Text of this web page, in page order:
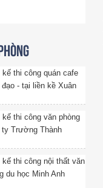
kế thi công quán cafe
- tại liền kề Xuân
kế thi công văn phòng
ty Trường Thành
kế thi công nội thất văn
du học Minh Anh